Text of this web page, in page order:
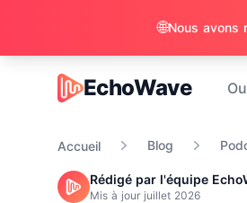
EchoWave
EchoWave
Accueil Blog
Rédigé par l'équipe
Mis à jour juillet 2026
🌐